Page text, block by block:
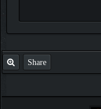
Share